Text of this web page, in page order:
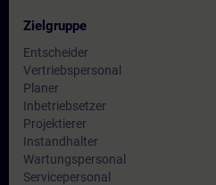
Zielgruppe
Entscheider
Vertriebspersonal
Planer
Inbetriebsetzer
Projektierer
Instandhalter
Wartungspersonal
Servicepersonal